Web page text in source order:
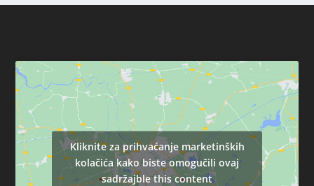
Kliknite za prihvaćanje marketinških
kolačića kako biste omogučili ovaj
sadržajble this content